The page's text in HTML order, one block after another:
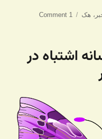
، هک 1 Comment
اشتباه در